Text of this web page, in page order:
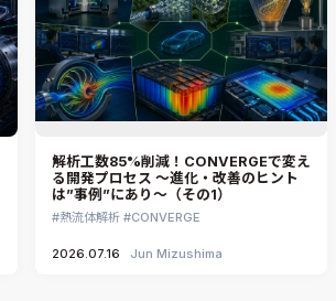
解析工数85%削減！CONVERGEで変え
る開発プロセス ～進化・改善のヒント
は”事例”にあり～（その1）
熱流体解析 CONVERGE
2026.07.16 Jun Mizushima